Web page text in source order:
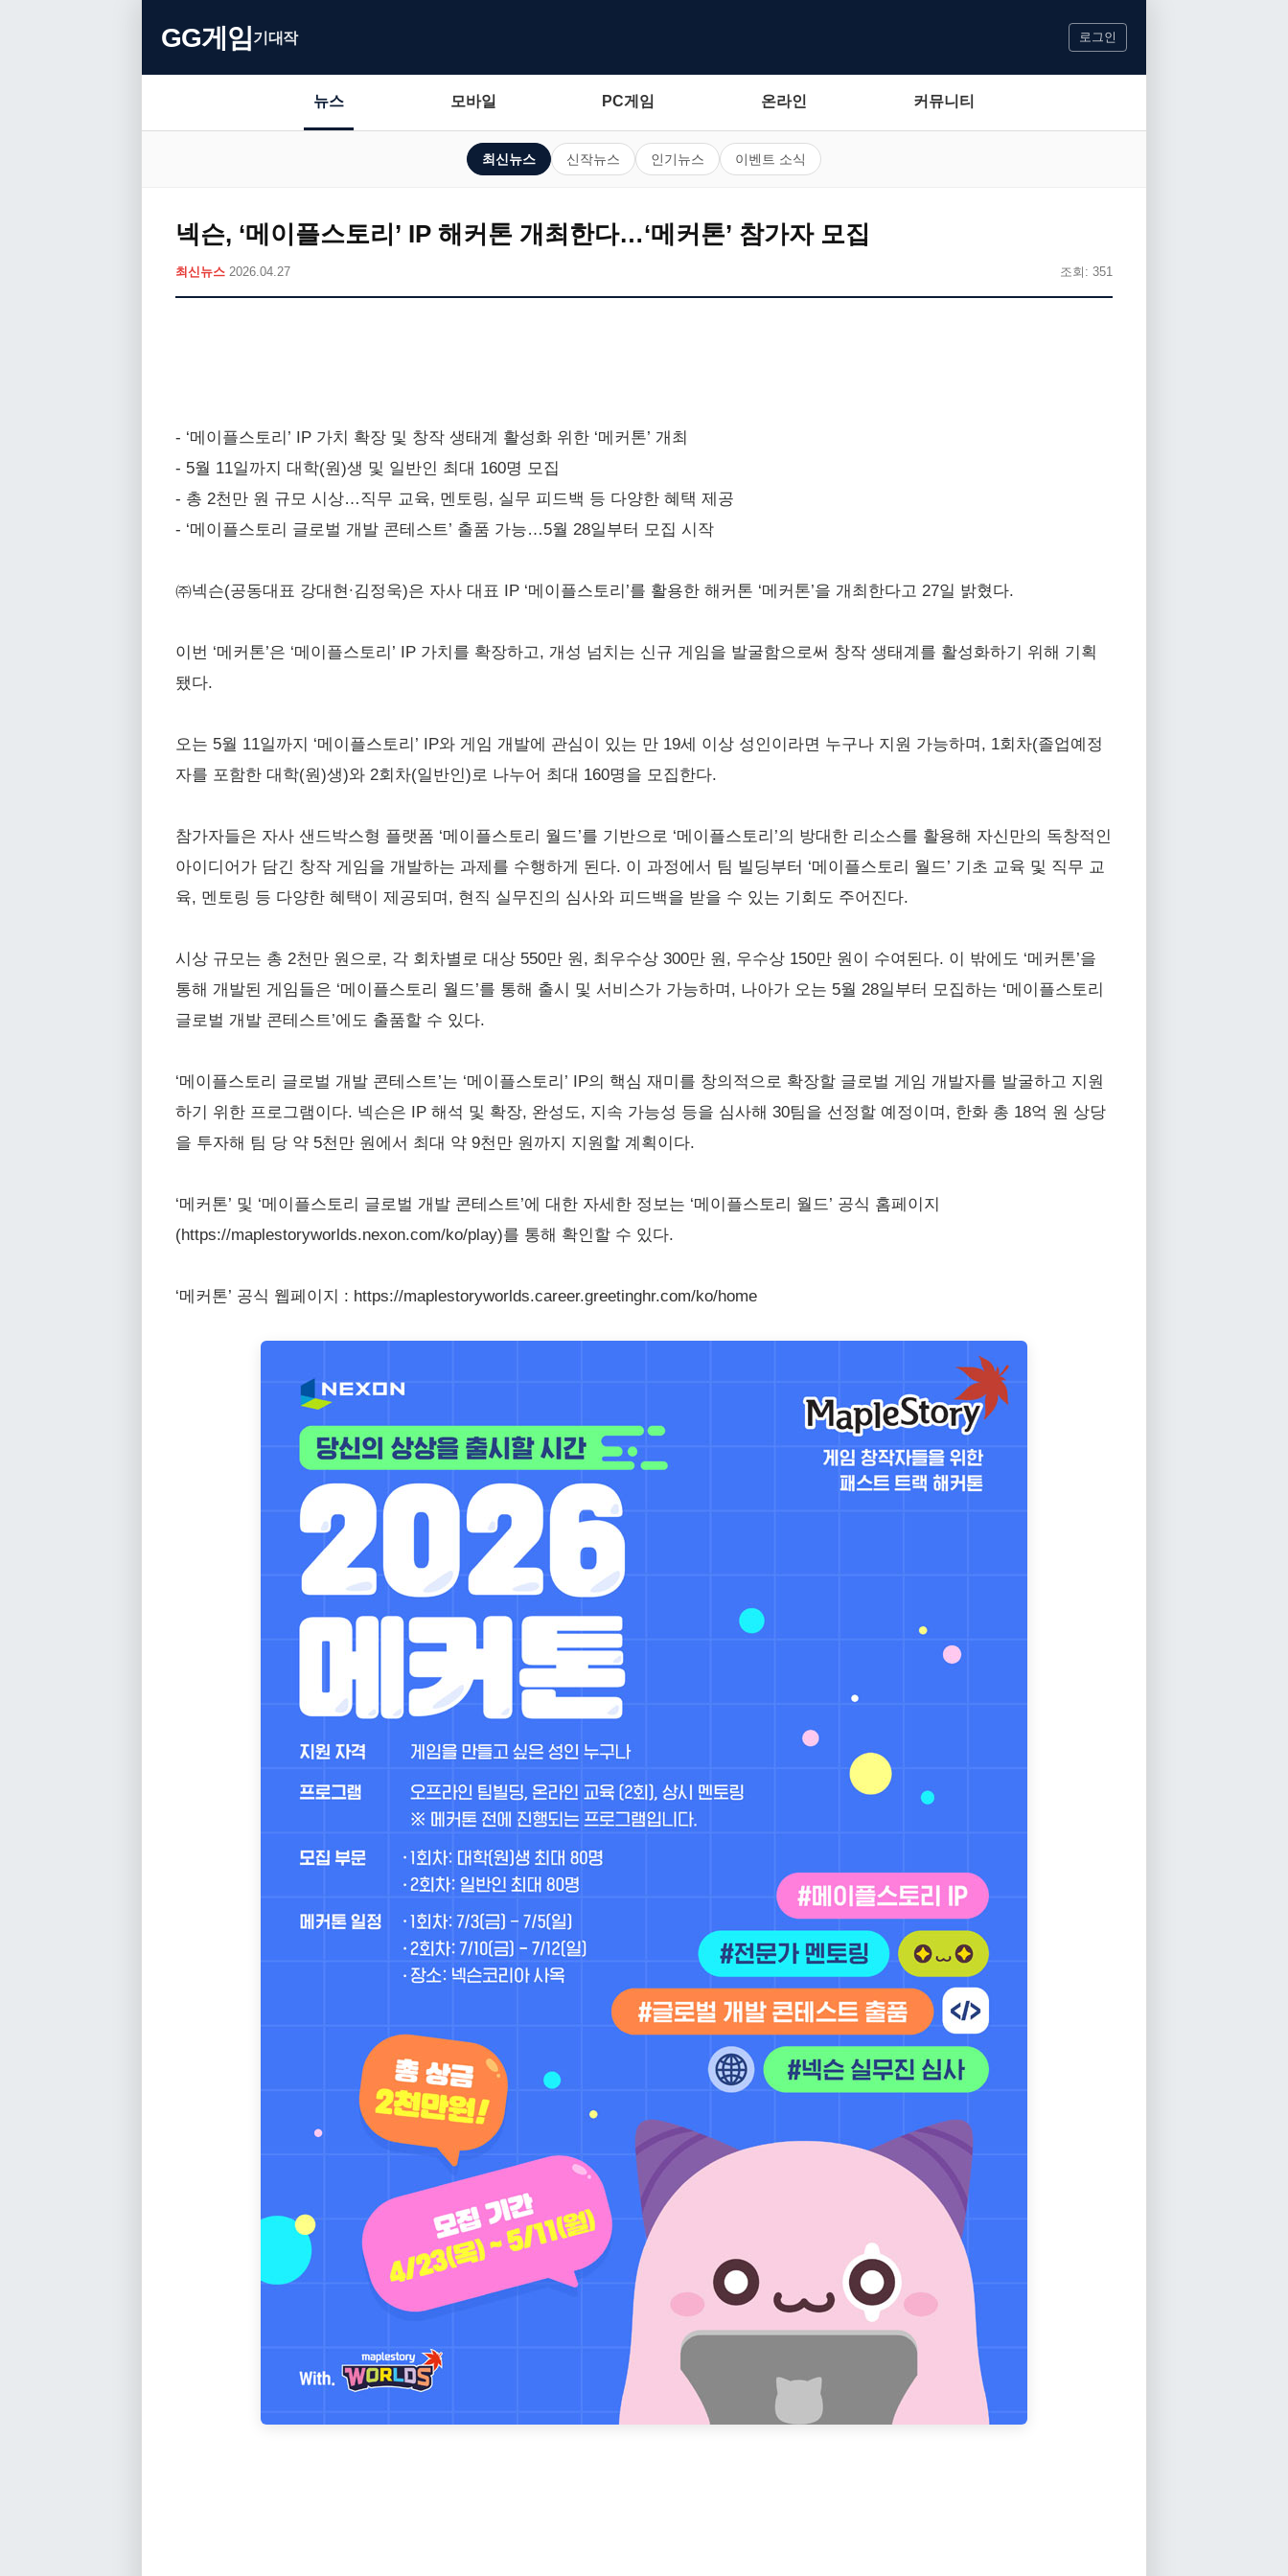
GG게임기대작 로그인
뉴스 모바일 PC게임 온라인 커뮤니티
최신뉴스 신작뉴스 인기뉴스 이벤트 소식
넥슨, ‘메이플스토리’ IP 해커톤 개최한다…‘메커톤’ 참가자 모집
최신뉴스 2026.04.27 조회: 351
- ‘메이플스토리’ IP 가치 확장 및 창작 생태계 활성화 위한 ‘메커톤’ 개최
- 5월 11일까지 대학(원)생 및 일반인 최대 160명 모집
- 총 2천만 원 규모 시상…직무 교육, 멘토링, 실무 피드백 등 다양한 혜택 제공
- ‘메이플스토리 글로벌 개발 콘테스트’ 출품 가능…5월 28일부터 모집 시작
㈜넥슨(공동대표 강대현∙김정욱)은 자사 대표 IP ‘메이플스토리’를 활용한 해커톤 ‘메커톤’을 개최한다고 27일 밝혔다.
이번 ‘메커톤’은 ‘메이플스토리’ IP 가치를 확장하고, 개성 넘치는 신규 게임을 발굴함으로써 창작 생태계를 활성화하기 위해 기획
됐다.
오는 5월 11일까지 ‘메이플스토리’ IP와 게임 개발에 관심이 있는 만 19세 이상 성인이라면 누구나 지원 가능하며, 1회차(졸업예정
자를 포함한 대학(원)생)와 2회차(일반인)로 나누어 최대 160명을 모집한다.
참가자들은 자사 샌드박스형 플랫폼 ‘메이플스토리 월드’를 기반으로 ‘메이플스토리’의 방대한 리소스를 활용해 자신만의 독창적인
아이디어가 담긴 창작 게임을 개발하는 과제를 수행하게 된다. 이 과정에서 팀 빌딩부터 ‘메이플스토리 월드’ 기초 교육 및 직무 교
육, 멘토링 등 다양한 혜택이 제공되며, 현직 실무진의 심사와 피드백을 받을 수 있는 기회도 주어진다.
시상 규모는 총 2천만 원으로, 각 회차별로 대상 550만 원, 최우수상 300만 원, 우수상 150만 원이 수여된다. 이 밖에도 ‘메커톤’을
통해 개발된 게임들은 ‘메이플스토리 월드’를 통해 출시 및 서비스가 가능하며, 나아가 오는 5월 28일부터 모집하는 ‘메이플스토리
글로벌 개발 콘테스트’에도 출품할 수 있다.
‘메이플스토리 글로벌 개발 콘테스트’는 ‘메이플스토리’ IP의 핵심 재미를 창의적으로 확장할 글로벌 게임 개발자를 발굴하고 지원
하기 위한 프로그램이다. 넥슨은 IP 해석 및 확장, 완성도, 지속 가능성 등을 심사해 30팀을 선정할 예정이며, 한화 총 18억 원 상당
을 투자해 팀 당 약 5천만 원에서 최대 약 9천만 원까지 지원할 계획이다.
‘메커톤’ 및 ‘메이플스토리 글로벌 개발 콘테스트’에 대한 자세한 정보는 ‘메이플스토리 월드’ 공식 홈페이지
(https://maplestoryworlds.nexon.com/ko/play)를 통해 확인할 수 있다.
‘메커톤’ 공식 웹페이지 : https://maplestoryworlds.career.greetinghr.com/ko/home